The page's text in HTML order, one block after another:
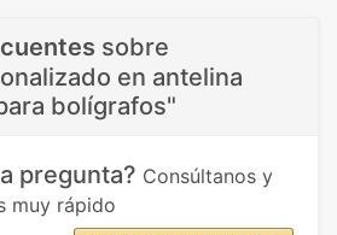
sobre
en antelina
bolígrafos"
pregunta? Consúltanos y
muy rápido